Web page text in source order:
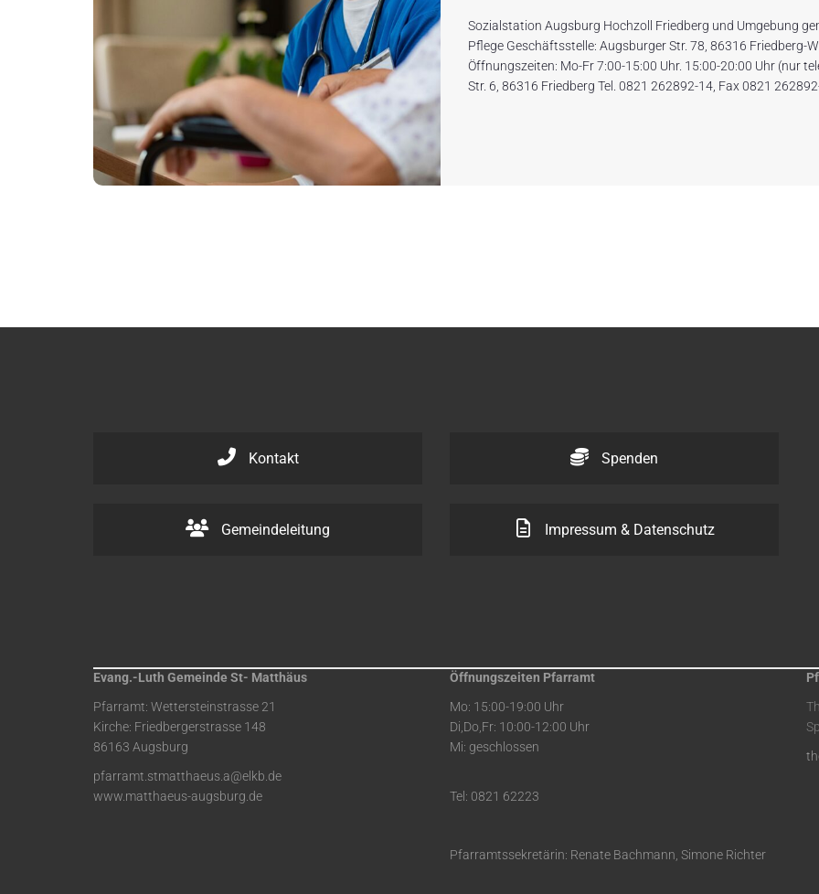
Sozialstation Augsburg Hochzoll Fried­berg und Umgebung
Pflege Geschäftsstelle: Augsburger Str. 78, 86316 Friedberg-
Öffnungszeiten: Mo-Fr 7:00-15:00 Uhr. 15:00-20:00 Uhr (nur
Str. 6, 86316 Friedberg Tel. 0821 262892-14, Fax 0821
Kontakt
Gemeindeleitung
Spenden
Impressum & Datenschutz
Evang.-Luth Gemeinde St- Matthäus
Pfarramt: Wettersteinstrasse 21
Kirche: Friedbergerstrasse 148
86163 Augsburg
pfarramt.stmatthaeus.a@elkb.de
www.matthaeus-augsburg.de
Öffnungszeiten Pfarramt
Mo: 15:00-19:00 Uhr
Di,Do,Fr: 10:00-12:00 Uhr
Mi: geschlossen
Tel: 0821 62223
Pfarramtssekretärin: Renate Bachmann, Simone Richter